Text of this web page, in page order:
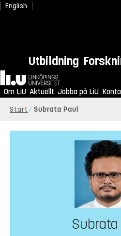
English
Utbildning
Hem
Om LiU Aktuellt Jobba på LiU
Start Subrata Paul
Subrata